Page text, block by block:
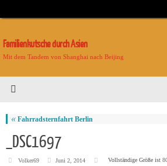
Familienkutsche durch Asien
Mit dem Tandem von Shanghai nach Beijing
« Fahrradsternfahrt Berlin
_DSC1697
Volker69 Juni 2, 2014 Vollständige Größe ist